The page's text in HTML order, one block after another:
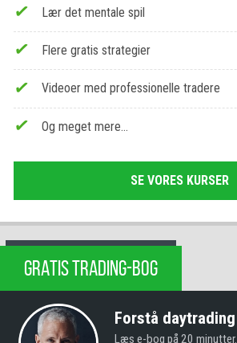
Lær det mentale spil
Flere gratis strategier
Videoer med professionelle tradere
Og meget mere…
SE VORES KURSER
GRATIS TRADING-BOG
Forstå daytrading
Læs e-bog på 20 minutter.